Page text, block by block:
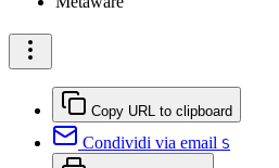
Copy URL to clipboard
Condividi via email S